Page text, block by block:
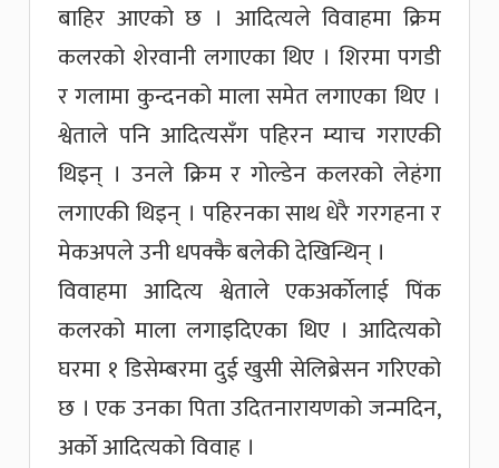
बाहिर आएको छ । आदित्यले विवाहमा क्रिम
कलरको शेरवानी लगाएका थिए । शिरमा पगडी
र गलामा कुन्दनको माला समेत लगाएका थिए ।
श्वेताले पनि आदित्यसँग पहिरन म्याच गराएकी
थिइन् । उनले क्रिम र गोल्डेन कलरको लेहंगा
लगाएकी थिइन् । पहिरनका साथ धेरै गरगहना र
मेकअपले उनी धपक्कै बलेकी देखिन्थिन् ।
विवाहमा आदित्य श्वेताले एकअर्काेलाई पिंक
कलरको माला लगाइदिएका थिए । आदित्यको
घरमा १ डिसेम्बरमा दुई खुसी सेलिब्रेसन गरिएको
छ । एक उनका पिता उदितनारायणको जन्मदिन,
अर्काे आदित्यको विवाह ।